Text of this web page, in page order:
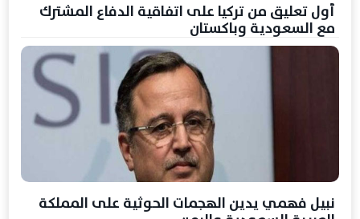
أول تعليق من تركيا على اتفاقية الدفاع المشترك
مع السعودية وباكستان
نبيل فهمي يدين الهجمات الحوثية على المملكة